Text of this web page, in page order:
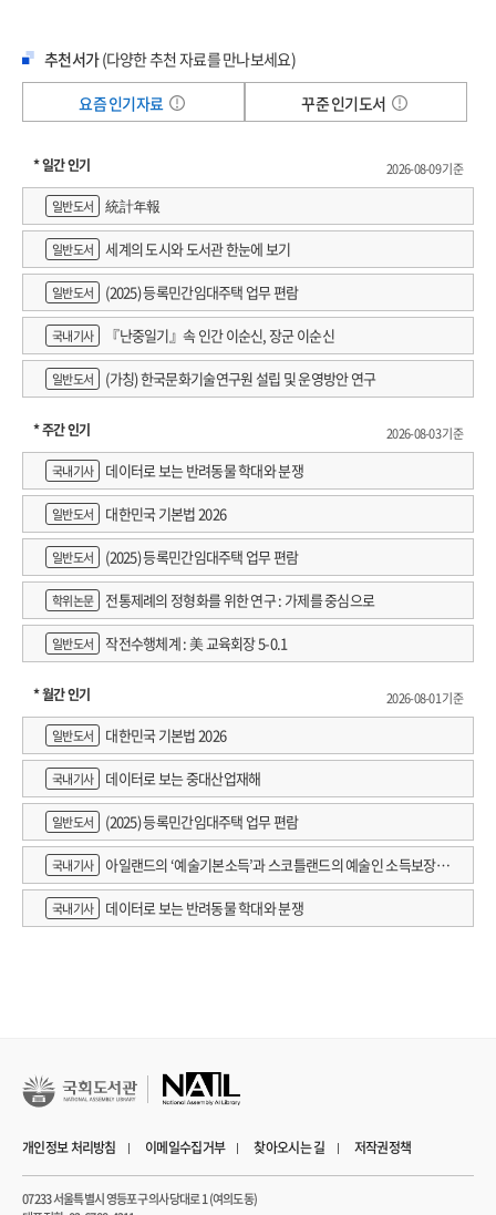
추천서가(다양한 추천 자료를 만나보세요)
요즘 인기자료
꾸준 인기도서
* 일간 인기
2026-08-09 기준
일반도서
統計年報
일반도서 세계의 도시와 도서관 한눈에 보기
일반도서 (2025) 등록민간임대주택 업무 편람
국내기사 『난중일기』속 인간 이순신, 장군 이순신
일반도서 (가칭) 한국문화기술연구원 설립 및 운영방안 연구
* 주간 인기
2026-08-03 기준
국내기사
데이터로 보는 반려동물 학대와 분쟁
일반도서 대한민국 기본법 2026
일반도서 (2025) 등록민간임대주택 업무 편람
학위논문 전통제례의 정형화를 위한 연구 : 가제를 중심으로
일반도서 작전수행체계 : 美 교육회장 5-0.1
* 월간 인기
2026-08-01 기준
일반도서
대한민국 기본법 2026
국내기사 데이터로 보는 중대산업재해
일반도서 (2025) 등록민간임대주택 업무 편람
국내기사
아일랜드의 ‘예술기본소득’과 스코틀랜드의 예술인 소득보장정
책 논의
국내기사 데이터로 보는 반려동물 학대와 분쟁
개인정보 처리방침 이메일수집거부 찾아오시는 길 저작권정책
07233 서울특별시 영등포구 의사당대로 1 (여의도동)